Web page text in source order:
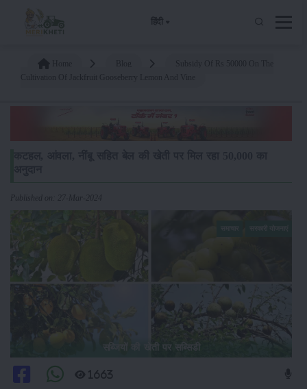
हिंदी
Published on: 27-Mar-2024
सब्जियों की खेती पर सब्सिडी
1663